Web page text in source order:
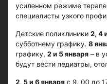
усиленном режиме
специалисты узкого
Детские поликлиники 2, 4
субботнему графику. 8
графику, 2 и 5 января – в
будут вести педиатры,
2, 5 и 6 января с 9. 00 до